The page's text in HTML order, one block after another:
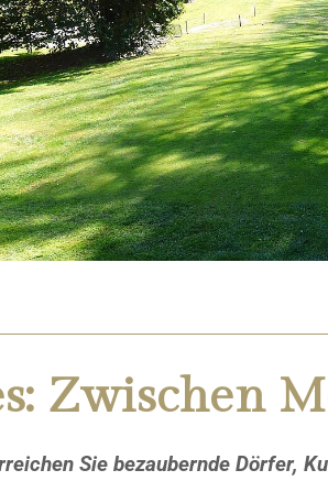
Zwischen
Sie bezaubernde Dörfer,